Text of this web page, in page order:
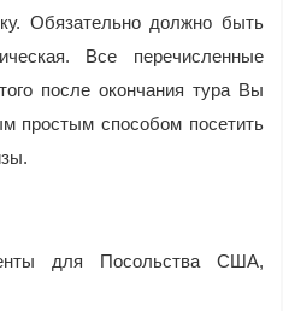
Обязательно должно быть
Все перечисленные
после окончания тура Вы
простым способом посетить
для Посольства США,